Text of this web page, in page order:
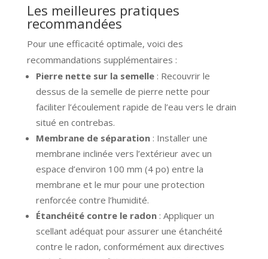
Les meilleures pratiques
recommandées
Pour une efficacité optimale, voici des
recommandations supplémentaires :
Pierre nette sur la semelle: Recouvrir le
dessus de la semelle de pierre nette pour
faciliter l’écoulement rapide de l’eau vers le drain
situé en contrebas.
Membrane de séparation: Installer une
membrane inclinée vers l’extérieur avec un
espace d’environ 100 mm (4 po) entre la
membrane et le mur pour une protection
renforcée contre l’humidité.
Étanchéité contre le radon: Appliquer un
scellant adéquat pour assurer une étanchéité
contre le radon, conformément aux directives